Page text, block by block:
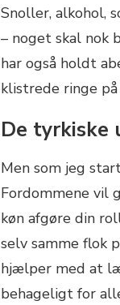
Snoller, alkohol,
– noget skal nok
har også holdt
klistrede ringe
De tyrkiske
Men som jeg
Fordommene vil
køn afgøre din
selv samme flok
hjælper med at
behageligt for